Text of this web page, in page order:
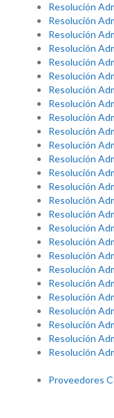
Resolución
Resolución
Resolución
Resolución
Resolución
Resolución
Resolución
Resolución
Resolución
Resolución
Resolución
Resolución
Resolución
Resolución
Resolución
Resolución
Resolución
Resolución
Resolución
Resolución
Resolución
Resolución
Resolución
Resolución
Resolución
Resolución
Proveedores